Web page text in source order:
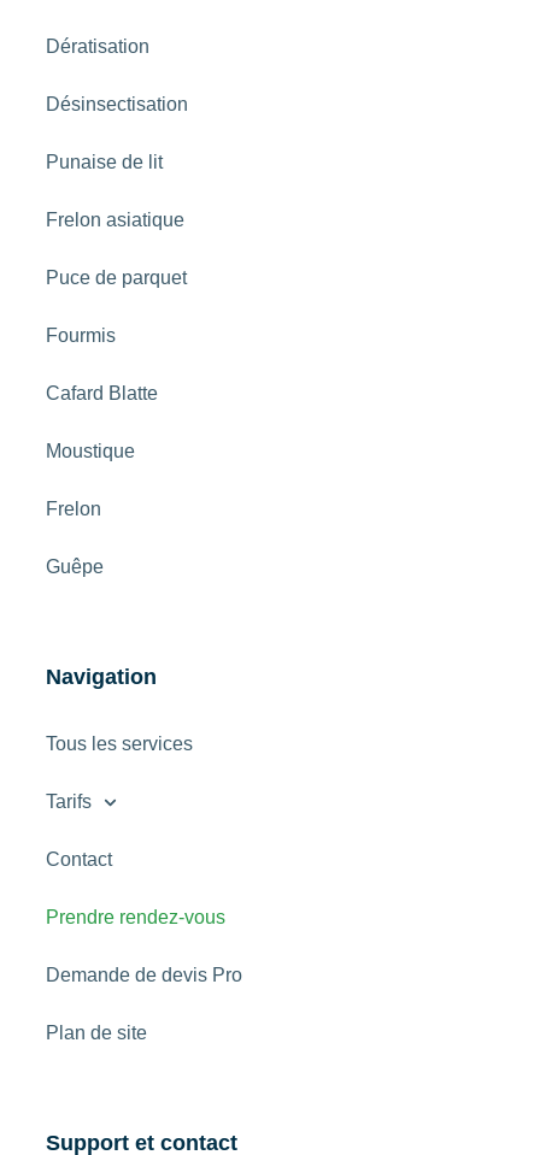
Dératisation
Désinsectisation
Punaise de lit
Frelon asiatique
Puce de parquet
Fourmis
Cafard Blatte
Moustique
Frelon
Guêpe
Navigation
Tous les services
Tarifs
Contact
Prendre rendez-vous
Demande de devis Pro
Plan de site
Support et contact